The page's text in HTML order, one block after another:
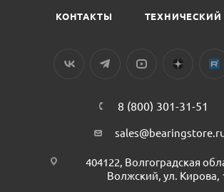
КОНТАКТЫ ТЕХНИЧЕСКИЙ
8 (800) 301-31-51
404122, Волгоградская
Волжский, ул. Кирова,